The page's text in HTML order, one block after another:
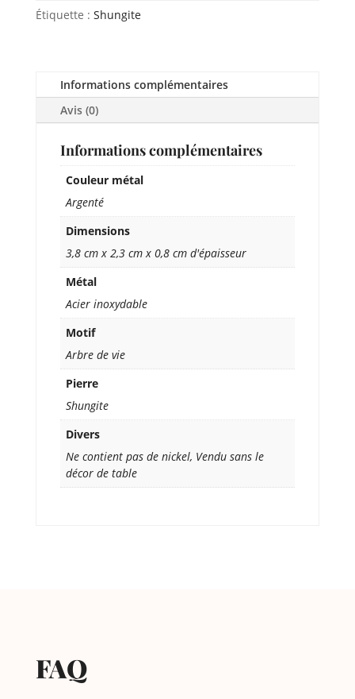
Étiquette : Shungite
Informations complémentaires
Avis (0)
Informations complémentaires
Couleur métal
Argenté
Dimensions
3,8 cm x 2,3 cm x 0,8 cm d'épaisseur
Métal
Acier inoxydable
Motif
Arbre de vie
Pierre
Shungite
Divers
Ne contient pas de nickel, Vendu sans le
décor de table
FAQ